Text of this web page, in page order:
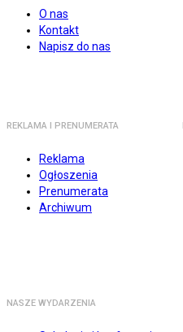
O nas
Kontakt
Napisz do nas
REKLAMA I PRENUMERATA
Reklama
Ogłoszenia
Prenumerata
Archiwum
NASZE WYDARZENIA